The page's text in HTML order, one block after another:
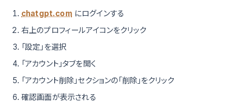
chatgpt.com にログインする
右上のプロフィールアイコンをクリック
「設定」を選択
「アカウント」タブを開く
「アカウント削除」セクションの「削除」をクリック
確認画面が表示される